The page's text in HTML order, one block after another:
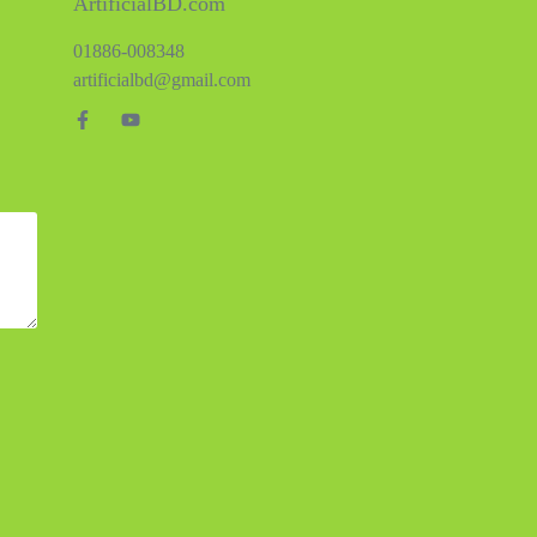
01886-008348
artificialbd@gmail.com